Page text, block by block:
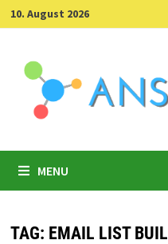
Skip
to
10. August 2026
MENU
TAG: EMAIL LIST